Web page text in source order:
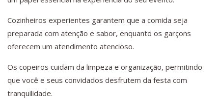
Cozinheiros experientes garantem que a comida seja
preparada com atenção e sabor, enquanto os garçons
oferecem um atendimento atencioso.
Os copeiros cuidam da limpeza e organização, permitindo
que você e seus convidados desfrutem da festa com
tranquilidade.